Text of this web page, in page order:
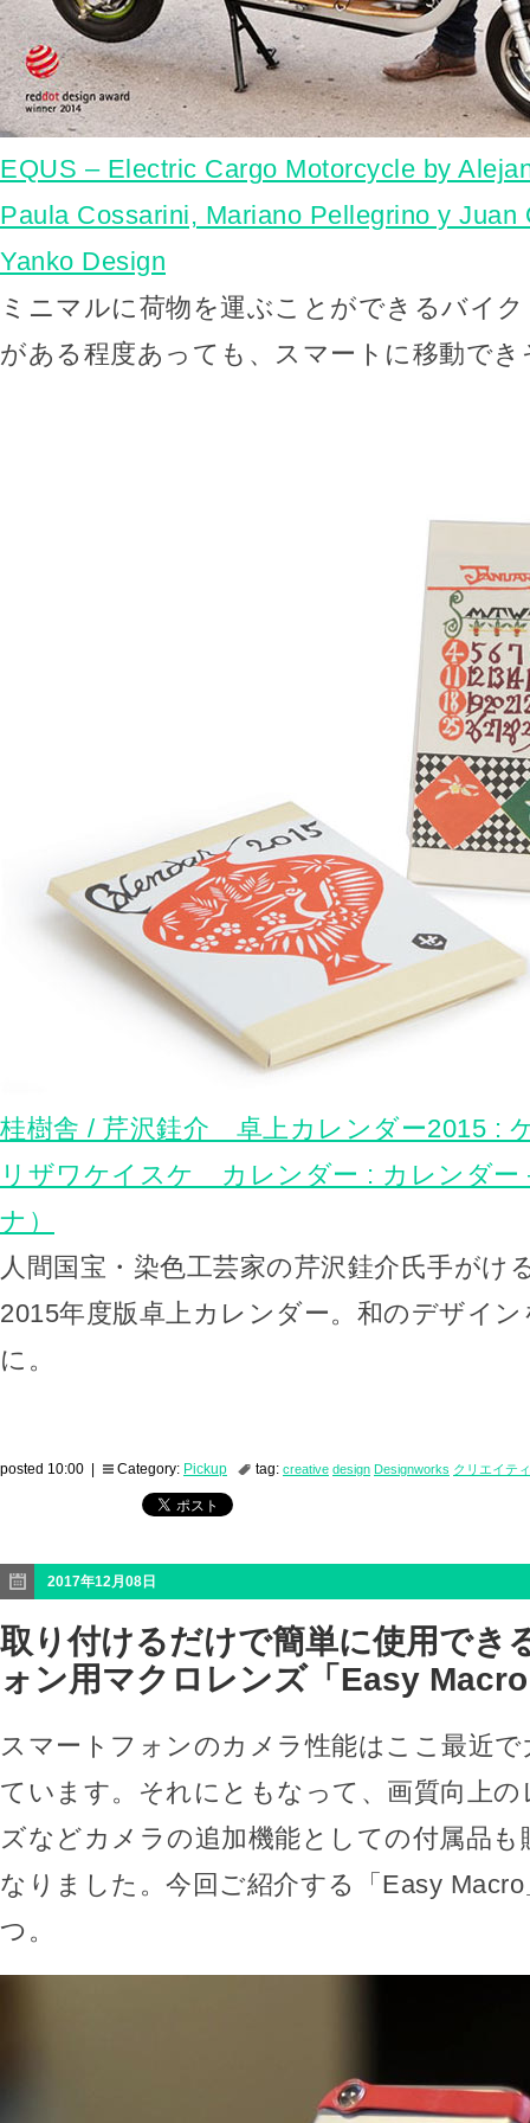
EQUS – Electric Cargo Motorcycle by
Paula Cossarini, Mariano Pellegrino y Juan
Yanko Design
ミニマルに荷物を運ぶことができるバイ
がある程度あっても、スマートに移動で
桂樹舎 / 芹沢銈介 卓上カレンダー2015 :
リザワケイスケ カレンダー : カレンダー
ナ）
人間国宝・染色工芸家の芹沢銈介氏手がけ
2015年度版卓上カレンダー。和のデザイ
に。
posted 10:00 | Category: Pickup tag: creative design Designworks クリエイテ
2017年12月08日
取り付けるだけで簡単に使用でき
ォン用マクロレンズ「Easy
スマートフォンのカメラ性能はここ最近
ています。それにともなって、画質向上
ズなどカメラの追加機能としての付属品
なりました。今回ご紹介する「Easy
つ。